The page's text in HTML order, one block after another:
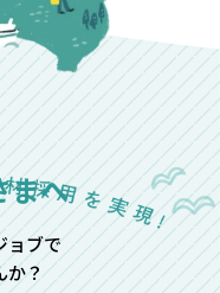
まへ
ョブで
か？